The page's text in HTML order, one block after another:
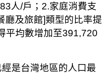
人/戶； 2.家庭消費支
廳及旅館]類型的比率提
平均數增加至391,720
是台灣地區的人口最